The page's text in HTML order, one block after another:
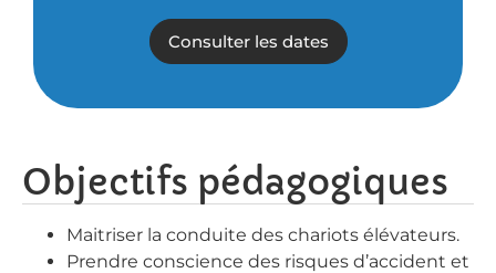
Consulter les dates
Objectifs pédagogiques
Maitriser la conduite des chariots élévateurs.
Prendre conscience des risques d’accident et